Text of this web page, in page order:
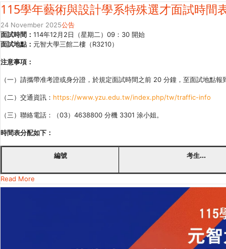
115學年藝術與設計學系特殊選才面試時間
24 November 2025公告
面試時間： 114年12月2日（星期二）09：30 開始
面試地點： 元智大學三館二樓（R3210）
注意事項：
（一）請攜帶准考證或身分證，於規定面試時間之前 20 分鐘，至面試地點報
（二）交通資訊： https://www.yzu.edu.tw/index.php/tw/traffic-info
（三）聯絡電話：（03）4638800 分機 3301 涂小姐。
時間表分配如下：
編號 考生...
Read More